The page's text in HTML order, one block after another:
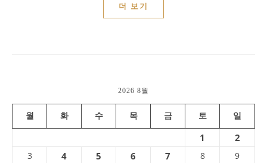
더 보기
2026 8월
월 화 수 목 금 토 일
1 2
3 4 5 6 7 8
9